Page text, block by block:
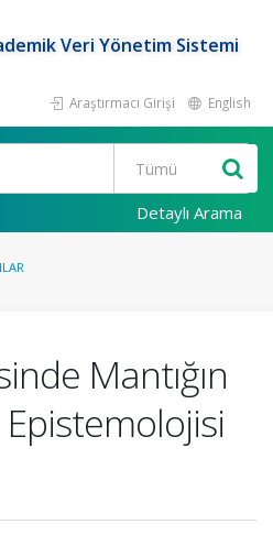
Veri Yönetim Sistemi
Araştırmacı Girişi English
Detaylı Arama
Mantığın
Epistemolojisi